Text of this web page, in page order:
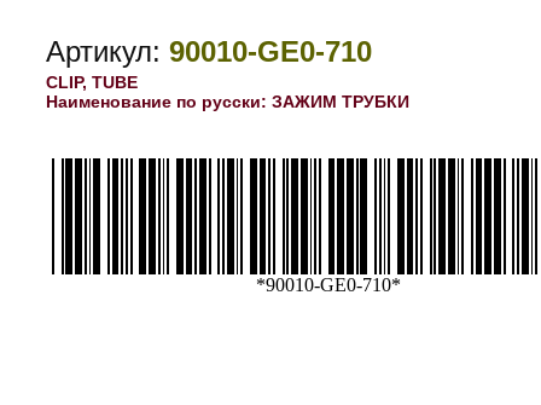
Артикул: 90010-GE0-710
CLIP, TUBE
Наименование по русски: ЗАЖИМ ТРУБКИ
*90010-GE0-710*